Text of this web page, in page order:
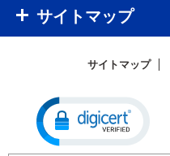
サイトマップ
サイトマップ